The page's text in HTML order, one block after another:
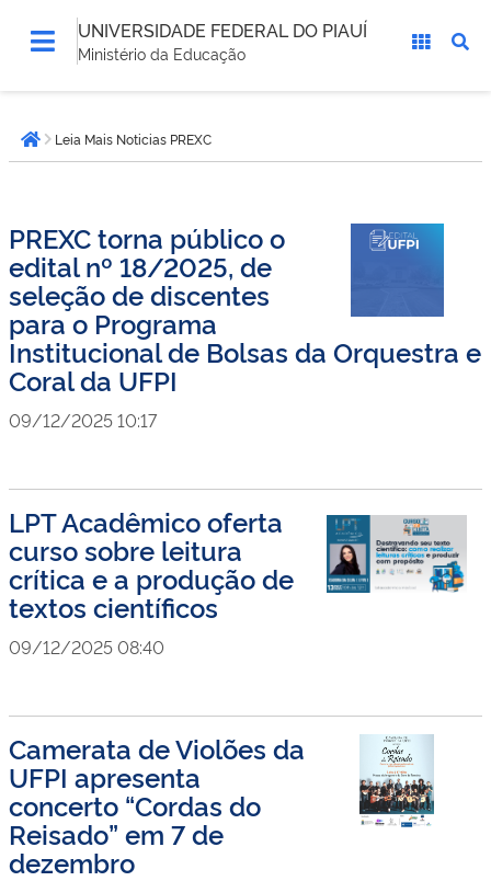
UNIVERSIDADE FEDERAL DO PIAUÍ
Ministério da Educação
está
aqui:Página inicial
Leia Mais Noticias PREXC
PREXC torna público o
edital nº 18/2025, de
seleção de discentes
para o Programa
Institucional de Bolsas da Orquestra e
Coral da UFPI
09/12/2025 10:17
LPT Acadêmico oferta
curso sobre leitura
crítica e a produção de
textos científicos
09/12/2025 08:40
Camerata de Violões da
UFPI apresenta
concerto “Cordas do
Reisado” em 7 de
dezembro